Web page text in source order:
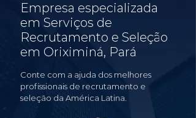
Empresa especializada
em Serviços de
Recrutamento e Seleção
em Oriximiná, Pará
Conte com a ajuda dos melhores
profissionais de recrutamento e
seleção da América Latina.